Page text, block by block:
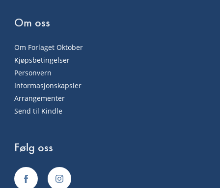
Om oss
Om Forlaget Oktober
Kjøpsbetingelser
Personvern
Informasjonskapsler
Arrangementer
Send til Kindle
Følg oss